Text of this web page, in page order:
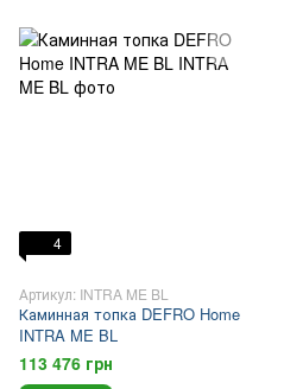
4
Артикул: INTRA ME BL
Каминная топка DEFRO Home
INTRA ME BL
113 476 грн